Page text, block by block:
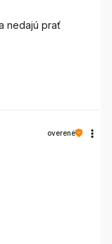
nedajú prať
overené